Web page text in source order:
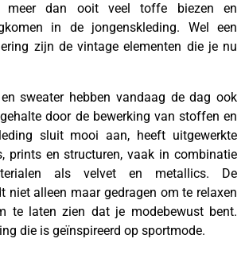
meer dan ooit veel toffe biezen en
in de jongenskleding. Wel een
zijn de vintage elementen die je nu
sweater hebben vandaag de dag ook
door de bewerking van stoffen en
sluit mooi aan, heeft uitgewerkte
prints en structuren, vaak in combinatie
als velvet en metallics. De
niet alleen maar gedragen om te relaxen
te laten zien dat je modebewust bent.
die is geïnspireerd op sportmode.